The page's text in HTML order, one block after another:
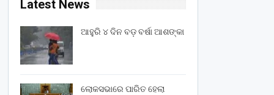
Latest News
ଆହୁରି ୪ ଦିନ ବଡ଼ ବର୍ଷା ଆଶଙ୍କା
ଲୋକସଭାରେ ପାରିତ ହେଲା